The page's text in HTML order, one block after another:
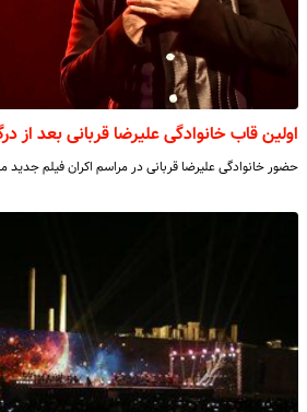
اولین قاب خانوادگی علیرضا قربانی بعد
حضور خانوادگی علیرضا قربانی در مراسم اکران فیلم جدید